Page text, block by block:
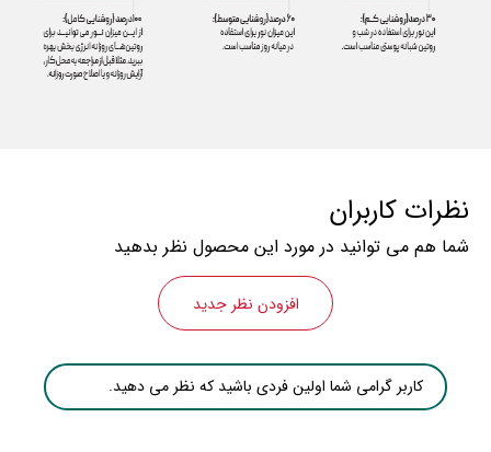
نظرات کاربران
شما هم می توانید در مورد این محصول نظر بدهید
افزودن نظر جدید
کاربر گرامی شما اولین فردی باشید که نظر می دهید.